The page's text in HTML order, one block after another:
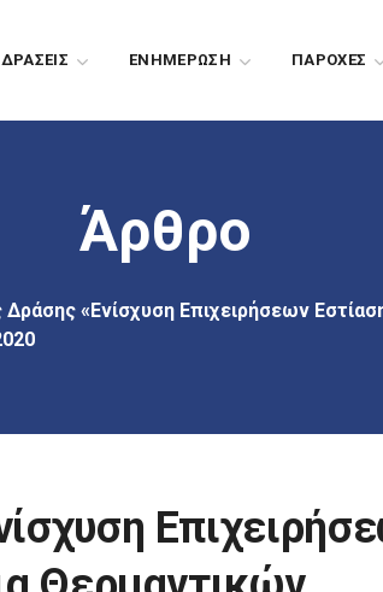
ΔΡΑΣΕΙΣ EΝΗΜΕΡΩΣΗ ΠΑΡΟΧΕΣ
Άρθρο
«Ενίσχυση Επιχειρήσεων